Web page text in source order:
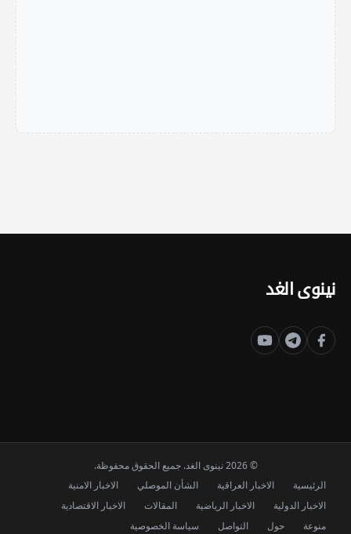
نينوى الغد
© 2026 نينوى الغد. جميع الحقوق محفوظة.
الرئيسية الاخبار العراقية الشأن الموصلي
الاخبار الامنية
الاخبار الدولية
الاخبار الرياضية المقالات
الاخبار الاقتصادية
منوعة
حول التواصل سياسة الخصوصية